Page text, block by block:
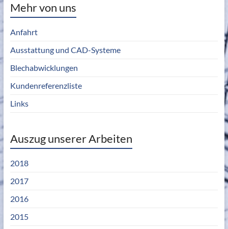
Mehr von uns
Anfahrt
Ausstattung und CAD-Systeme
Blechabwicklungen
Kundenreferenzliste
Links
Auszug unserer Arbeiten
2018
2017
2016
2015